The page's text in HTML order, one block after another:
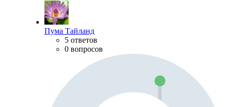
Пума Тайланд
5 ответов
0 вопросов